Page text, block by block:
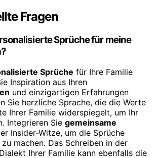
Fragen
Sprüche für meine
Sprüche für Ihre Familie
Inspiration aus Ihren
und einzigartigen Erfahrungen
Sie herzliche Sprache, die die Werte
Ihrer Familie widerspiegelt, um Ihr
Integrieren Sie gemeinsame
Insider-Witze, um die Sprüche
machen. Das Schreiben in der
Ihrer Familie kann ebenfalls die